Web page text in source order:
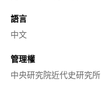
語言
中文
管理權
中央研究院近代史研究所